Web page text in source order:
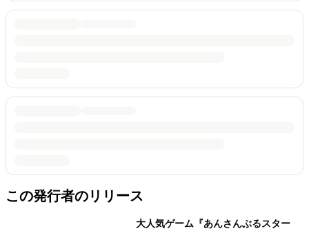
この発行者のリリース
大人気ゲーム『あんさんぶるスター